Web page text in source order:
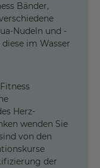
Bänder,
Nudeln und -
im Wasser
Herz-
wenden Sie
von den
der